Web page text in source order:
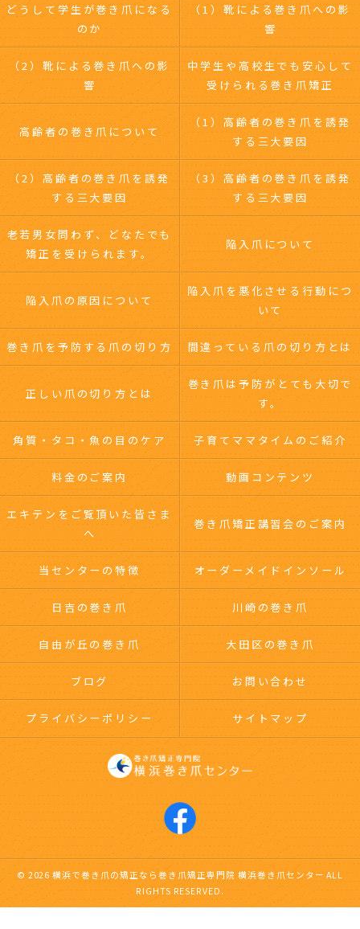
どうして学生が巻き爪になる
のか
（1）靴による巻き爪への影
響
（2）靴による巻き爪への影
響
中学生や高校生でも安心して
受けられる巻き爪矯正
高齢者の巻き爪について
（1）高齢者の巻き爪を誘発
する三大要因
（2）高齢者の巻き爪を誘発
する三大要因
（3）高齢者の巻き爪を誘発
する三大要因
老若男女問わず、どなたでも
矯正を受けられます。
陥入爪について
陥入爪の原因について
陥入爪を悪化させる行動につ
いて
巻き爪を予防する爪の切り方 間違っている爪の切り方とは
正しい爪の切り方とは
巻き爪は予防がとても大切で
す。
角質・タコ・魚の目のケア 子育てママタイムのご紹介
料金のご案内 動画コンテンツ
エキテンをご覧頂いた皆さま
へ
巻き爪矯正講習会のご案内
当センターの特徴 オーダーメイドインソール
日吉の巻き爪 川崎の巻き爪
自由が丘の巻き爪 大田区の巻き爪
ブログ お問い合わせ
プライバシーポリシー サイトマップ
© 2026 横浜で巻き爪の矯正なら巻き爪矯正専門院 横浜巻き爪センター ALL
RIGHTS RESERVED.